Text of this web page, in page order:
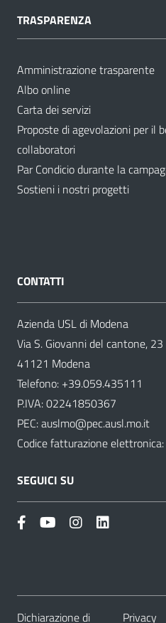
TRASPARENZA
Amministrazione trasparente
Albo online
Carta dei servizi
Proposte di agevolazioni per il
collaboratori
Par Condicio durante la
Sostieni i nostri progetti
CONTATTI
Azienda USL di Modena
Via S. Giovanni del cantone, 23
41121 Modena
Telefono: +39.059.435111
P.IVA: 02241850367
PEC:auslmo@pec.ausl.mo.it
Codice fatturazione elettronica:
SEGUICI SU
Dichiarazione di Privacy